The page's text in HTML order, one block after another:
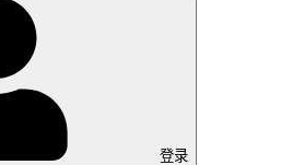
登录